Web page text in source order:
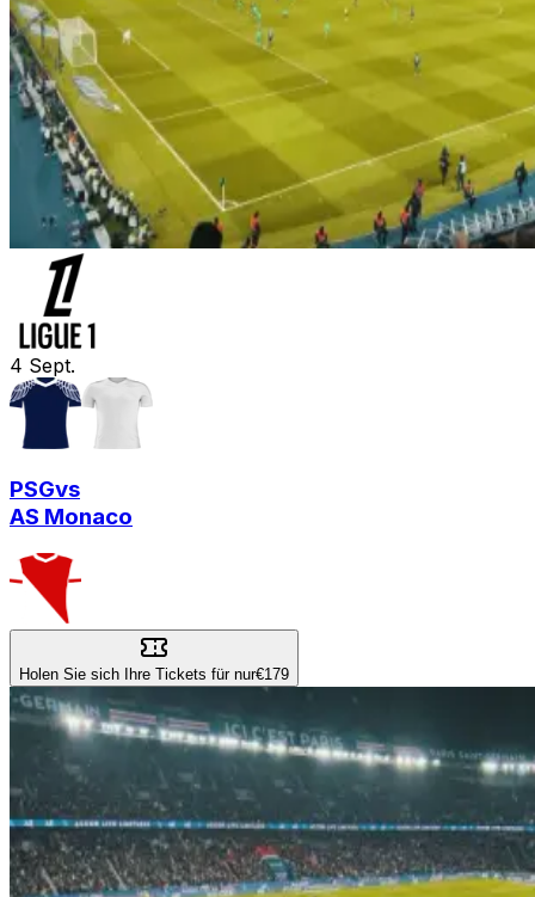
4 Sept.
PSGvs
AS Monaco
Holen Sie sich Ihre Tickets für nur€179